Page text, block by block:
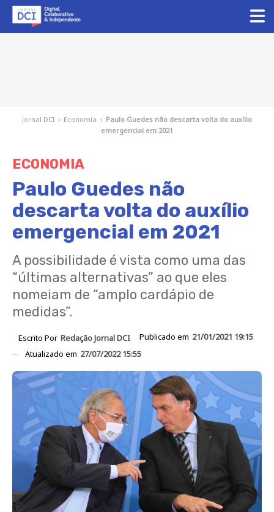
Jornal DCI › Economia › Paulo Guedes não descarta volta do auxílio
emergencial em 2021
ECONOMIA
Paulo Guedes não
descarta volta do auxílio
emergencial em 2021
A possibilidade é vista como uma das
“últimas alternativas” ao que eles
nomeiam de “amplo cardápio de
medidas”.
Escrito Por Redação Jornal DCI Publicado em 21/01/2021 19:15
Atualizado em 27/07/2022 15:55